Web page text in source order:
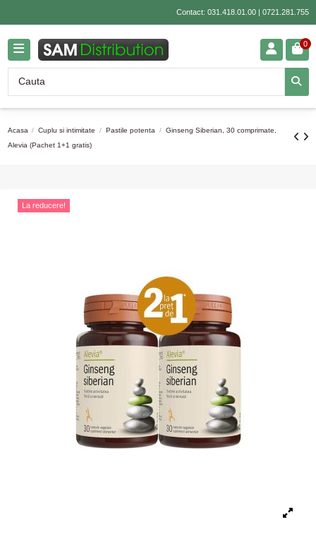
Contact: 031.418.01.00| 0721.281.755
0
Acasa Cuplu si intimitate Pastile potenta
Ginseng Siberian, 30 comprimate,
Alevia (Pachet 1+1 gratis)
La reducere!